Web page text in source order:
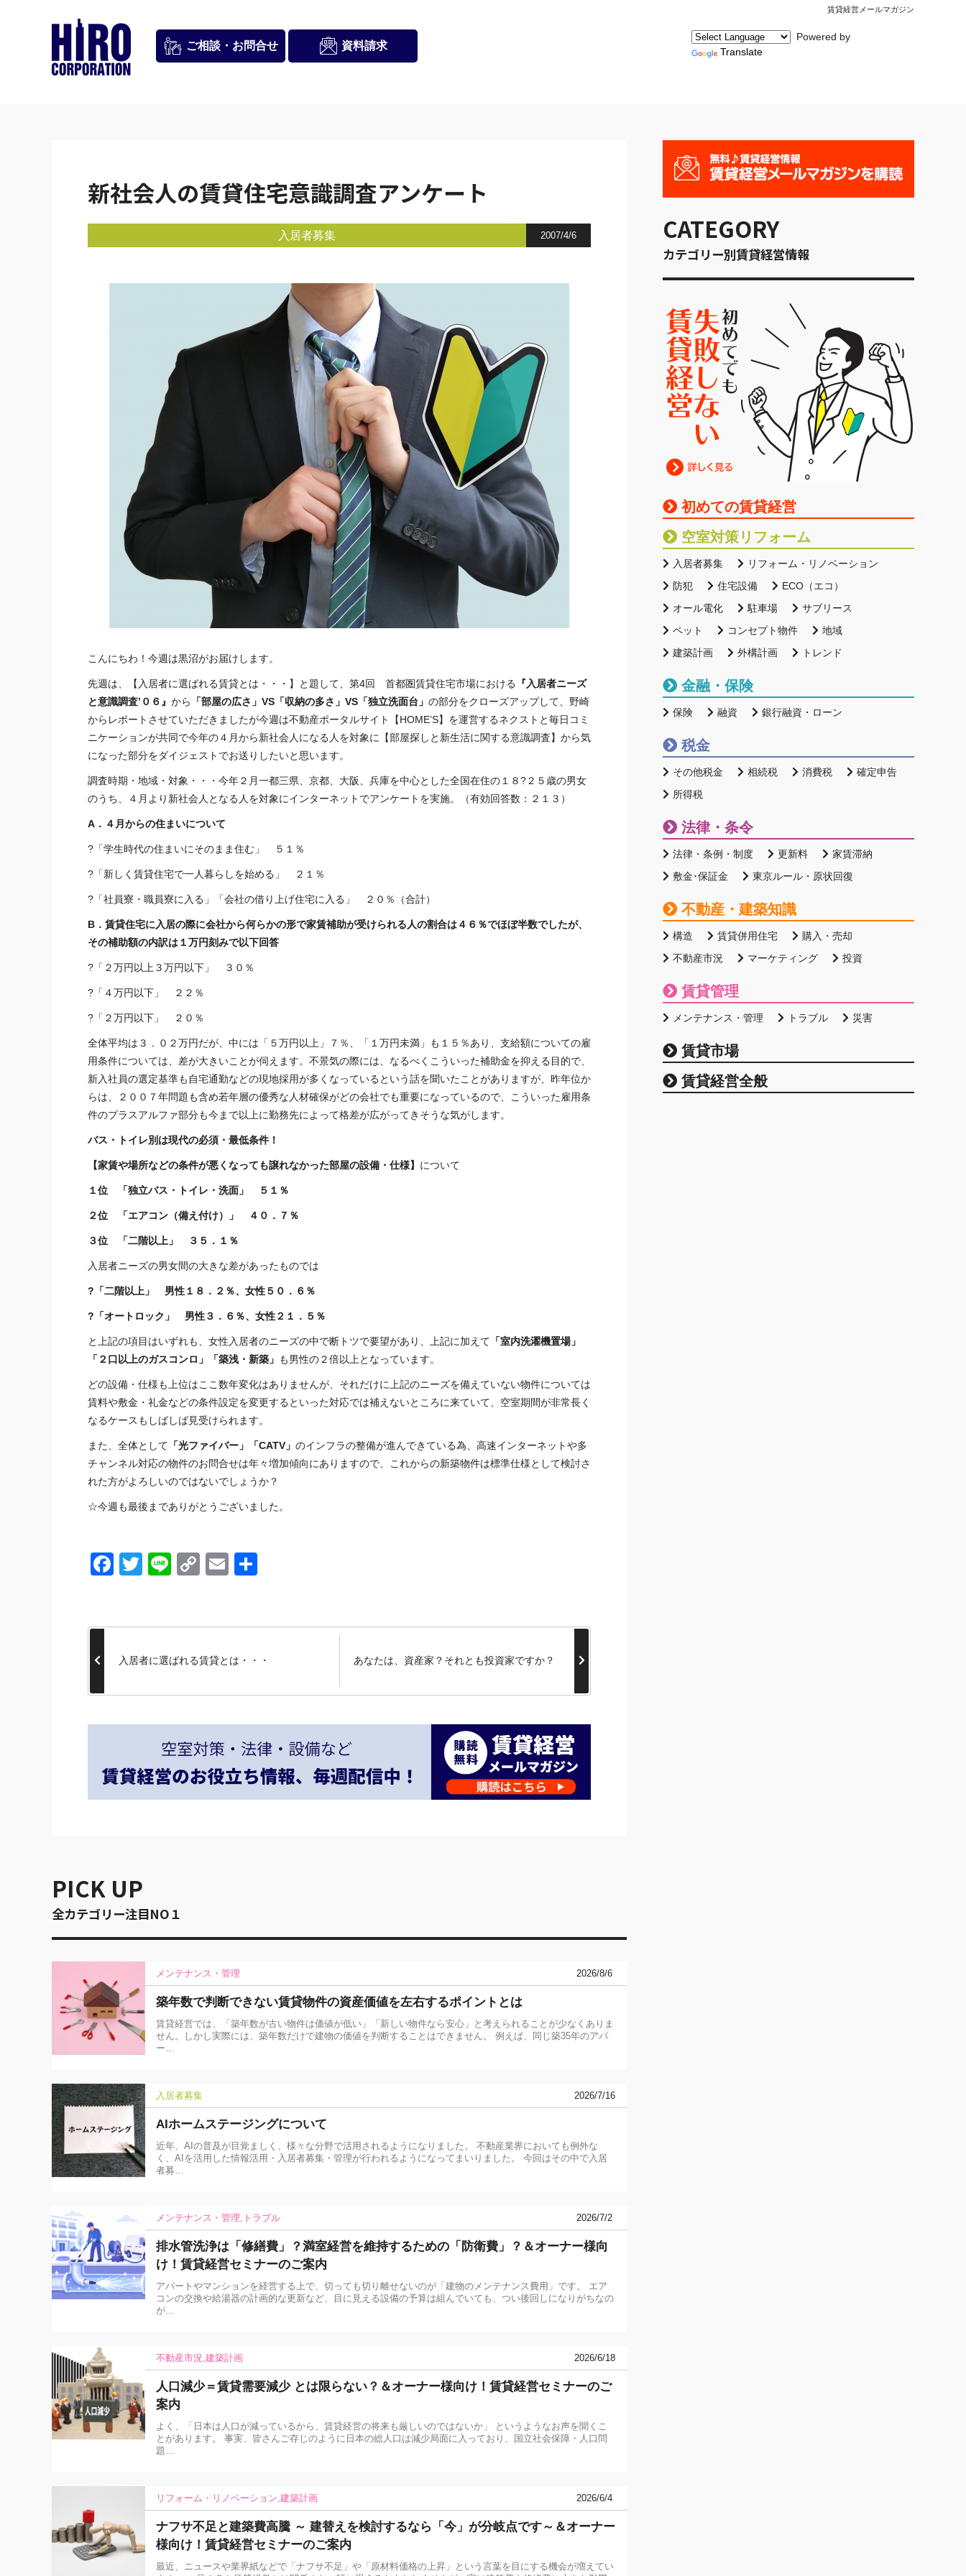
賃貸経営メールマガジン
ご相談・ お問合せ 資料請求
Powered by
Translate
新社会人の賃貸住宅意識調査アンケート
入居者募集 2007/4/6
こんにちわ！今週は黒沼がお届けします。
先週は、【入居者に選ばれる賃貸とは・・・】と題して、第4回 首都圏賃貸住宅市場における
『入居者ニーズ
と意識調査’０６』 から 「部屋の広さ」VS「収納の多さ」VS「独立洗面台」 の部分をクローズアップして、野崎
からレポートさせていただきましたが今週は不動産ポータルサイト【HOME’S】を運営するネクストと毎日コミ
ニケーションが共同で今年の４月から新社会人になる人を対象に【部屋探しと新生活に関する意識調査】から気
になった部分をダイジェストでお送りしたいと思います。
調査時期・地域・対象・・・今年２月一都三県、京都、大阪、兵庫を中心とした全国在住の１８?２５歳の男女
のうち、４月より新社会人となる人を対象にインターネットでアンケートを実施。（有効回答数：２１３）
A．４月からの住まいについて
?「学生時代の住まいにそのまま住む」 ５１％
?「新しく賃貸住宅で一人暮らしを始める」 ２１％
?「社員寮・職員寮に入る」「会社の借り上げ住宅に入る」 ２０％（合計）
B．賃貸住宅に入居の際に会社から何らかの形で家賃補助が受けられる人の割合は４６％でほぼ半数でしたが、
その補助額の内訳は１万円刻みで以下回答
?「２万円以上３万円以下」 ３０％
?「４万円以下」 ２２％
?「２万円以下」 ２０％
全体平均は３．０２万円だが、中には「５万円以上」７％、「１万円未満」も１５％あり、支給額についての雇
用条件については、差が大きいことが伺えます。不景気の際には、なるべくこういった補助金を抑える目的で、
新入社員の選定基準も自宅通勤などの現地採用が多くなっているという話を聞いたことがありますが、昨年位か
らは、２００７年問題も含め若年層の優秀な人材確保がどの会社でも重要になっているので、こういった雇用条
件のプラスアルファ部分も今まで以上に勤務先によって格差が広がってきそうな気がします。
バス・トイレ別は現代の必須・最低条件！
【家賃や場所などの条件が悪くなっても譲れなかった部屋の設備・仕様】 について
１位 「独立バス・トイレ・洗面」 ５１％
２位 「エアコン（備え付け）」 ４０．７％
３位 「二階以上」 ３５．１％
入居者ニーズの男女間の大きな差があったものでは
?「二階以上」 男性１８．２％、女性５０．６％
?「オートロック」 男性３．６％、女性２１．５％
と上記の項目はいずれも、女性入居者のニーズの中で断トツで要望があり、上記に加えて 「室内洗濯機置場」
「２口以上のガスコンロ」「築浅・新築」 も男性の２倍以上となっています。
どの設備・仕様も上位はここ数年変化はありませんが、それだけに上記のニーズを備えていない物件については
賃料や敷金・礼金などの条件設定を変更するといった対応では補えないところに来ていて、空室期間が非常長く
なるケースもしばしば見受けられます。
また、全体として 「光ファイバー」「CATV」 のインフラの整備が進んできている為、高速インターネットや多
チャンネル対応の物件のお問合せは年々増加傾向にありますので、これからの新築物件は標準仕様として検討さ
れた方がよろしいのではないでしょうか？
☆今週も最後までありがとうございました。
Facebook
Twitter
LineCopyEmail
入居者に選ばれる賃貸とは・・・ あなたは、資産家？それとも投資家ですか？
PICK UP
全カテゴリー注目NO１
メンテナンス・管理 2026/8/6
築年数で判断できない賃貸物件の資産価値を左右するポイントとは
賃貸経営では、「築年数が古い物件は価値が低い」「新しい物件なら安心」と考えられることが少なくありま
せん。しかし実際には、築年数だけで建物の価値を判断することはできません。 例えば、同じ築35年のアパ
ー…
入居者募集 2026/7/16
AIホームステージングについて
近年、AIの普及が目覚ましく、様々な分野で活用されるようになりました。 不動産業界においても例外な
く、AIを活用した情報活用・入居者募集・管理が行われるようになってまいりました。 今回はその中で入居
者募…
メンテナンス・管理 トラブル 2026/7/2
排水管洗浄は「修繕費」？満室経営を維持するための「防衛費」？＆オーナー様向
け！賃貸経営セミナーのご案内
アパートやマンションを経営する上で、切っても切り離せないのが「建物のメンテナンス費用」です。 エア
コンの交換や給湯器の計画的な更新など、目に見える設備の予算は組んでいても、つい後回しになりがちなの
が…
不動産市況 建築計画 2026/6/18
人口減少＝賃貸需要減少 とは限らない？＆オーナー様向け！賃貸経営セミナーのご
案内
よく、「日本は人口が減っているから、賃貸経営の将来も厳しいのではないか」 というようなお声を聞くこ
とがあります。 事実、皆さんご存じのように日本の総人口は減少局面に入っており、国立社会保障・人口問
題…
リフォーム・リノベーション 建築計画 2026/6/4
ナフサ不足と建築費高騰 ～ 建替えを検討するなら「今」が分岐点です～＆オーナー
様向け！賃貸経営セミナーのご案内
最近、ニュースや業界紙などで「ナフサ不足」や「原材料価格の上昇」という言葉を目にする機会が増えてい
CATEGORY
カテゴリー別賃貸経営情報
初めての賃貸経営
空室対策リフォーム
入居者募集
リフォーム・リノベーション
防犯
住宅設備
ECO（エコ）
オール電化
駐車場
サブリース
ペット
コンセプト物件
地域
建築計画
外構計画 トレンド
金融・保険
保険 融資 銀行融資・ローン
税金
その他税金 相続税 消費税
確定申告
所得税
法律・条令
法律・条例・制度 更新料
家賃滞納
敷金･保証金
東京ルール・原状回復
不動産・建築知識
構造 賃貸併用住宅
購入・売却
不動産市況
マーケティング 投資
賃貸管理
メンテナンス・管理 トラブル 災害
賃貸市場
賃貸経営全般